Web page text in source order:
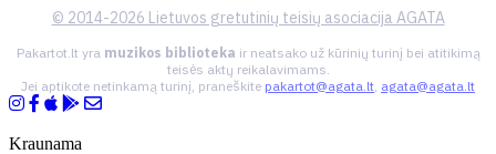
© 2014-2026 Lietuvos gretutinių teisių asociacija AGATA
Pakartot.lt yra muzikos biblioteka ir neatsako už kūrinių turinį bei atitikimą
teisės aktų reikalavimams.
Jei aptikote netinkamą turinį, praneškite pakartot@agata.lt, agata@agata.lt
Kraunama